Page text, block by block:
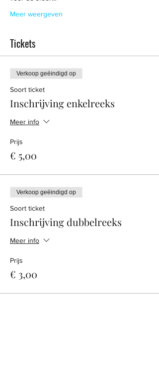
Meer weergeven
Tickets
Verkoop geëindigd op
Soort ticket
Inschrijving enkelreeks
Meer info
Prijs
€ 5,00
Verkoop geëindigd op
Soort ticket
Inschrijving dubbelreeks
Meer info
Prijs
€ 3,00